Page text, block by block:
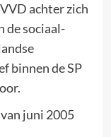
achter zich
de sociaal-
binnen de SP
juni 2005